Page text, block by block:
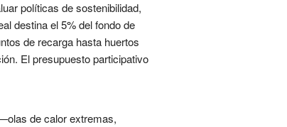
políticas de sostenibilidad,
destina el 5% del fondo de
de recarga hasta huertos
El presupuesto participativo
de calor extremas,